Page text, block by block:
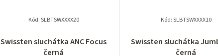
Swissten sluchátka ANC Focus
černá
Kód:SLBTSWXXXX20
Swissten sluchátka
černá
Kód:SLBTSWXXXX10